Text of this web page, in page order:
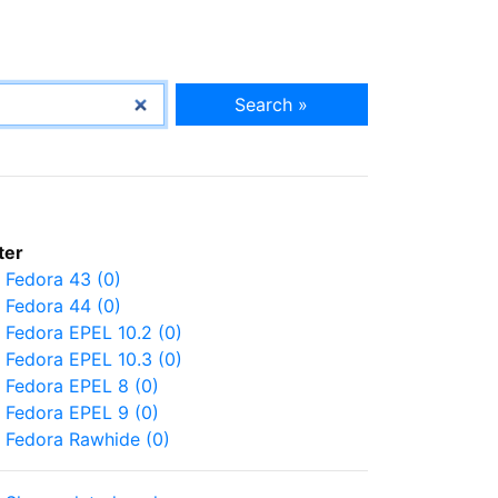
Search »
Fedora 43 (0)
Fedora 44 (0)
Fedora EPEL 10.2 (0)
Fedora EPEL 10.3 (0)
Fedora EPEL 8 (0)
Fedora EPEL 9 (0)
Fedora Rawhide (0)